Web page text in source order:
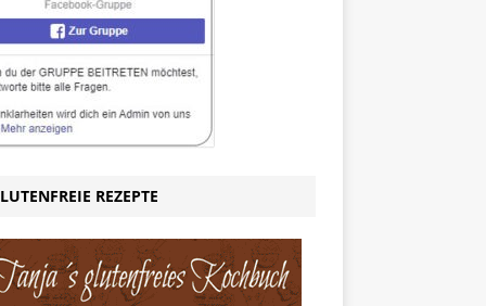
REZEPTE